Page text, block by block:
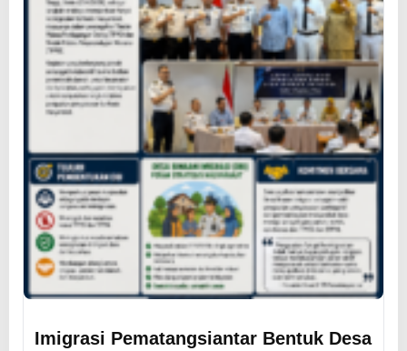
Imigrasi Pematangsiantar Bentuk Desa